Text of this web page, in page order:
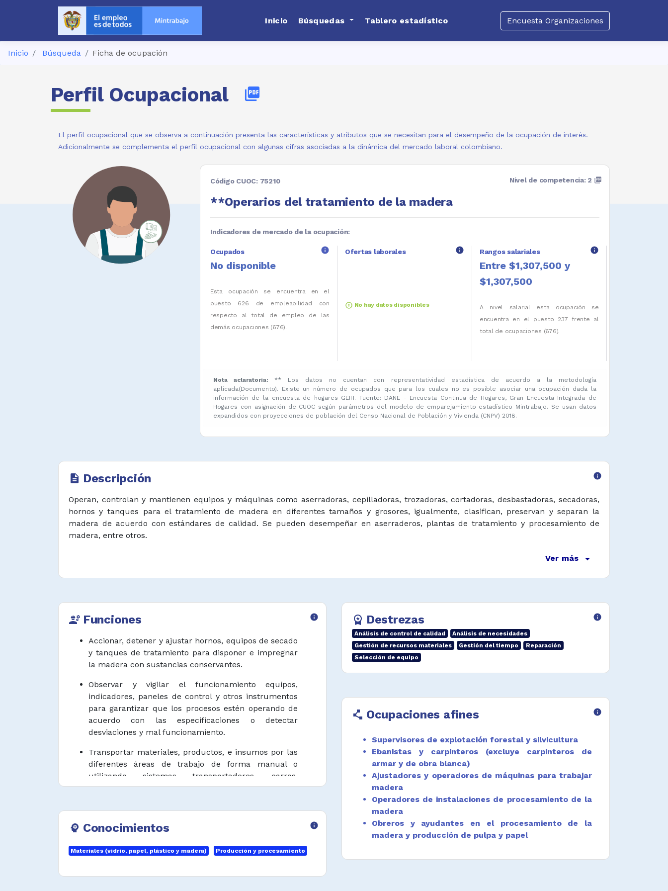
Inicio Búsquedas Tablero estadístico Encuesta Organizaciones
Inicio Búsqueda Ficha de ocupación
Perfil Ocupacional picture_as_pdf
El perfil ocupacional que se observa a continuación presenta las características y atributos que se necesitan para el desempeño de la ocupación de interés.
Adicionalmente se complementa el perfil ocupacional con algunas cifras asociadas a la dinámica del mercado laboral colombiano.
Código CUOC: 75210
**Operarios del tratamiento de la madera
Nivel de competencia: 2 picture_as_pdf
Indicadores de mercado de la ocupación:
Ocupados info
No disponible
Esta ocupación se encuentra en el
puesto 626 de empleabilidad con
respecto al total de empleo de las
demás ocupaciones (676).
Ofertas laborales info
arrow_circle_up No hay datos disponibles
Rangos salariales info
Entre $1,307,500 y
$1,307,500
A nivel salarial esta ocupación se
encuentra en el puesto 237 frente al
total de ocupaciones (676).
Nota aclaratoria: ** Los datos no cuentan con representatividad estadística de acuerdo a la metodología
aplicada(Documento). Existe un número de ocupados que para los cuales no es posible asociar una ocupación dada la
información de la encuesta de hogares GEIH. Fuente: DANE - Encuesta Continua de Hogares, Gran Encuesta Integrada de
Hogares con asignación de CUOC según parámetros del modelo de emparejamiento estadístico Mintrabajo. Se usan datos
expandidos con proyecciones de población del Censo Nacional de Población y Vivienda (CNPV) 2018.
description Descripción info
Operan, controlan y mantienen equipos y máquinas como aserradoras, cepilladoras, trozadoras, cortadoras, desbastadoras, secadoras,
hornos y tanques para el tratamiento de madera en diferentes tamaños y grosores, igualmente, clasifican, preservan y separan la
madera de acuerdo con estándares de calidad. Se pueden desempeñar en aserraderos, plantas de tratamiento y procesamiento de
madera, entre otros.
Ver más arrow_drop_down
engineering Funciones info
Accionar, detener y ajustar hornos, equipos de secado
y tanques de tratamiento para disponer e impregnar
la madera con sustancias conservantes.
Observar y vigilar el funcionamiento equipos,
indicadores, paneles de control y otros instrumentos
para garantizar que los procesos estén operando de
acuerdo con las especificaciones o detectar
desviaciones y mal funcionamiento.
Transportar materiales, productos, e insumos por las
diferentes áreas de trabajo de forma manual o
utilizando sistemas transportadores, carros,
carretillas, polipastos, entre otros.
cortadoras, cepilladoras, tronzadoras, intercaladoras,
secadoras, aserradoras, calibradoras, prensas y otras
herramientas manuales cuando se requiera.
Clasificar, marcar y seleccionar troncos de madera de
psychology Conocimientos info
Materiales (vidrio, papel, plástico y madera) Producción y procesamiento
workspace_premium Destrezas info
Análisis de control de calidad
Análisis de necesidades
Gestión de recursos materiales
Gestión del tiempo
Reparación
Selección de equipo
polyline Ocupaciones afines info
Supervisores de explotación forestal y silvicultura
Ebanistas y carpinteros (excluye carpinteros de
armar y de obra blanca)
Ajustadores y operadores de máquinas para trabajar
madera
Operadores de instalaciones de procesamiento de la
madera
Obreros y ayudantes en el procesamiento de la
madera y producción de pulpa y papel